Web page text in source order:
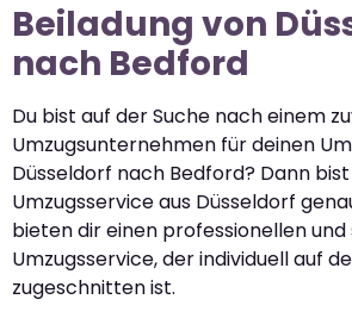
Beiladung von
nach Bedford
Du bist auf der Suche nach einem
Umzugsunternehmen für deinen
Düsseldorf nach Bedford? Dann bist
Umzugsservice aus Düsseldorf
bieten dir einen professionellen
Umzugsservice, der individuell auf
zugeschnitten ist.